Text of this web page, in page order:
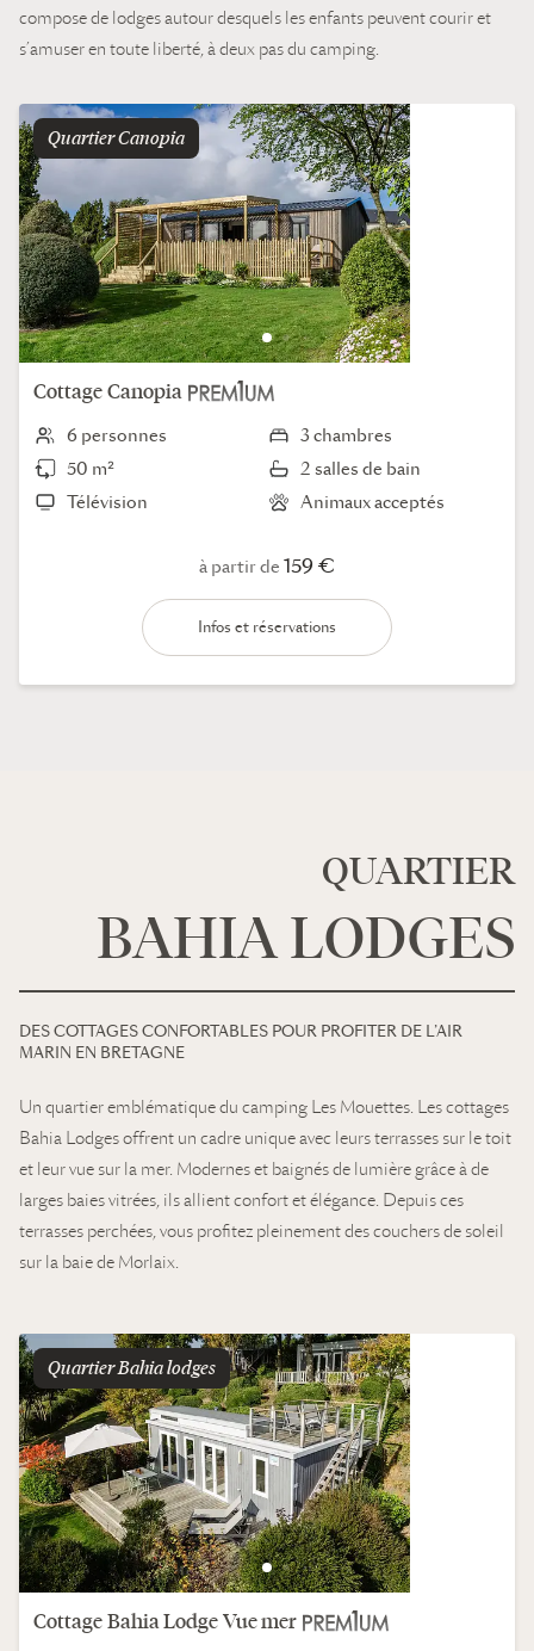
compose de lodges autour desquels les enfants peuvent courir et
s’amuser en toute liberté, à deux pas du camping.
Quartier canopia
Cottage Canopia
6 personnes
3 chambres
50 m²
2 salles de bain
Télévision
Animaux acceptés
à partir de 159 €
Infos et réservations
QUARTIER
BAHIA LODGES
DES COTTAGES CONFORTABLES POUR PROFITER DE L’AIR
MARIN EN BRETAGNE
Un quartier emblématique du camping Les Mouettes. Les cottages
Bahia Lodges offrent un cadre unique avec leurs terrasses sur le toit
et leur vue sur la mer. Modernes et baignés de lumière grâce à de
larges baies vitrées, ils allient confort et élégance. Depuis ces
terrasses perchées, vous profitez pleinement des couchers de soleil
sur la baie de Morlaix.
Quartier bahia lodges
Cottage Bahia Lodge Vue mer